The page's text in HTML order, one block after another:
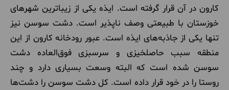
کارون در آن قرار گرفته است. ایذه یکی از زیباترین شهرهای
خوزستان با طبیعتی وصف ناپذیر است. دشت سوسن نیز
تنها یکی از جاذبه‌های ایذه است. عبور رودخانه کارون از این
منطقه سبب حاصلخیزی و سرسبزی فوق‌العاده دشت
سوسن شده است که البته وسعت بسیاری دارد و چند
روستا را در خود قرار داده است. کل دشت سوسن را دشت‌ها